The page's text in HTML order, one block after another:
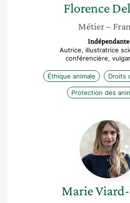
Florence
Métier–
Indépendante
Autrice, illustratrice
conférencière,
Éthique animale Droits
Protection des
Marie
Viard-
klein
Marie